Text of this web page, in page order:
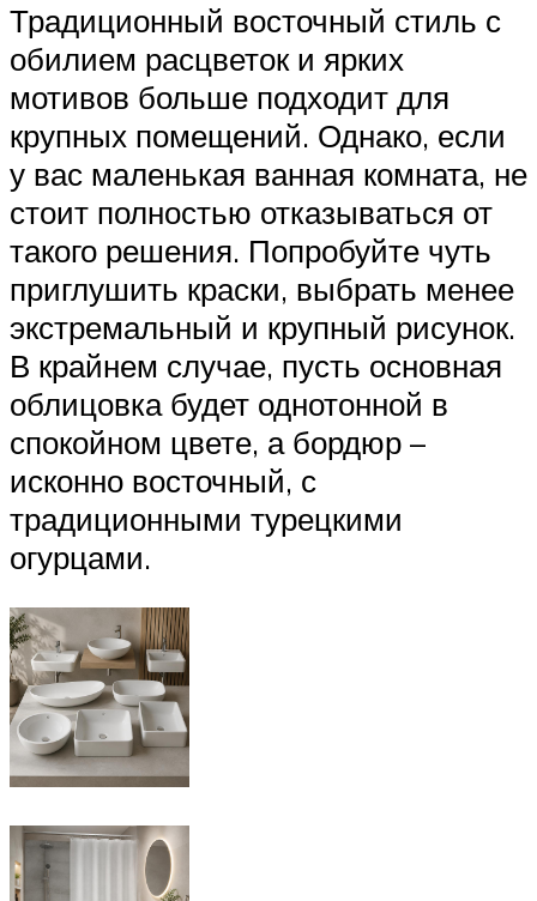
Традиционный восточный стиль с
обилием расцветок и ярких
мотивов больше подходит для
крупных помещений. Однако, если
у вас маленькая ванная комната, не
стоит полностью отказываться от
такого решения. Попробуйте чуть
приглушить краски, выбрать менее
экстремальный и крупный рисунок.
В крайнем случае, пусть основная
облицовка будет однотонной в
спокойном цвете, а бордюр –
исконно восточный, с
традиционными турецкими
огурцами.